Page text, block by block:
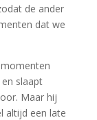
de ander
dat we
slaapt
Maar hij
altijd een late